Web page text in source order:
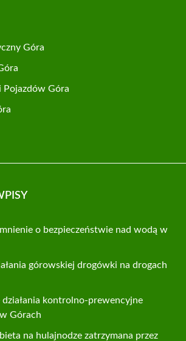
Góra
Góra
o bezpieczeństwie nad wodą w
górowskiej drogówki na drogach
kontrolno-prewencyjne
Górach
na hulajnodze zatrzymana przez